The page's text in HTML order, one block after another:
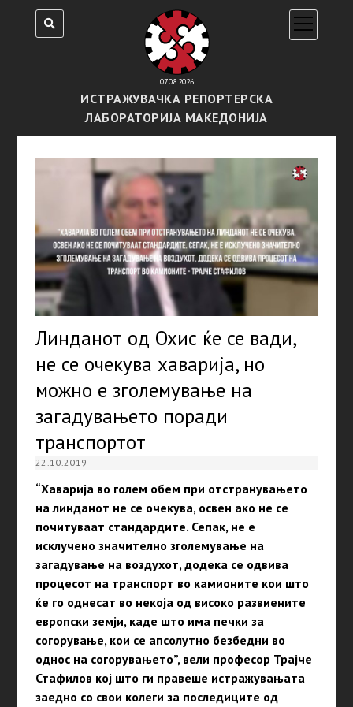
07.08.2026
ИСТРАЖУВАЧКА РЕПОРТЕРСКА
ЛАБОРАТОРИЈА МАКЕДОНИЈА
open
menu
Линданот од Охис ќе се вади,
не се очекува хаварија, но
можно е зголемување на
загадувањето поради
транспортот
22.10.2019
“Хаварија во голем обем при отстранувањето
на линданот не се очекува, освен ако не се
почитуваат стандардите. Сепак, не е
исклучено значително зголемување на
загадување на воздухот, додека се одвива
процесот на транспорт во камионите кои што
ќе го однесат во некоја од високо развиените
европски земји, каде што има печки за
согорување, кои се апсолутно безбедни во
однос на согорувањето”, вели професор Трајче
Стафилов кој што ги правеше истражувањата
заедно со свои колеги за последиците од